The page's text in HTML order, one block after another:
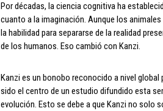
Por décadas, la ciencia cognitiva ha
cuanto a la imaginación. Aunque los
la habilidad para separarse de la realidad
de los humanos. Eso cambió con Kanzi.
Kanzi es un bonobo reconocido a nivel
sido el centro de un estudio difundido esta
evolución. Esto se debe a que Kanzi no solo